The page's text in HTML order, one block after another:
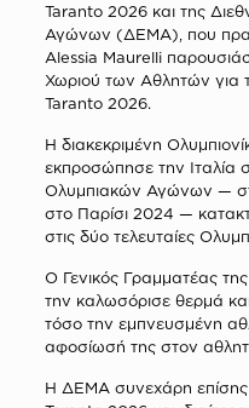
Taranto 2026 και της
Αγώνων (ΔΕΜΑ), που
Alessia Maurelli
Χωριού των Αθλητών για
Taranto 2026.
Η διακεκριμένη
εκπροσώπησε την Ιταλία
Ολυμπιακών Αγώνων —
στο Παρίσι 2024 —
στις δύο τελευταίες
Ο Γενικός Γραμματέας
την καλωσόρισε θερμά
τόσο την εμπνευσμένη
αφοσίωσή της στον
Η ΔΕΜΑ συνεχάρη επίσης